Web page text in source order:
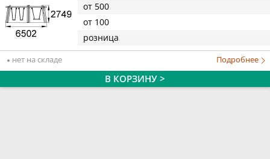
от 500
от 100
розница
нет на складе Подробнее
В КОРЗИНУ >